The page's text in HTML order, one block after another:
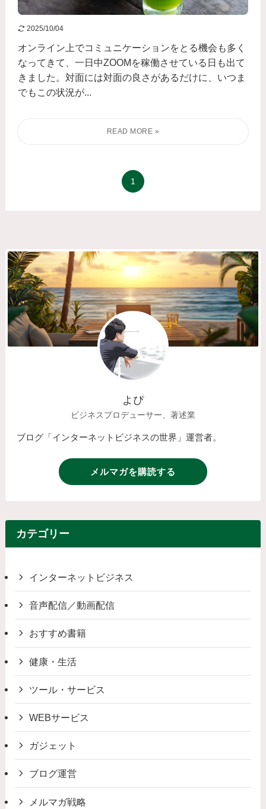
2025/10/04
オンライン上でコミュニケーションをとる機会も多く
なってきて、一日中ZOOMを稼働させている日も出て
きました。対面には対面の良さがあるだけに、いつま
でもこの状況が...
1
よぴ
ビジネスプロデューサー、著述業
ブログ「インターネットビジネスの世界」運営者。
メルマガを購読する
カテゴリー
インターネットビジネス
音声配信／動画配信
おすすめ書籍
健康・生活
ツール・サービス
WEBサービス
ガジェット
ブログ運営
メルマガ戦略